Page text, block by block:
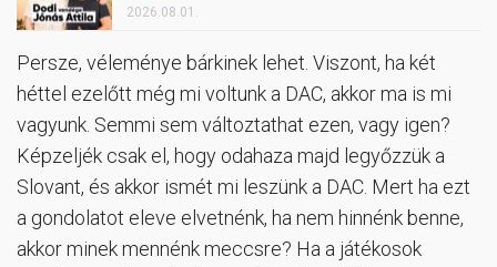
2026.08.01.
Persze, véleménye bárkinek lehet. Viszont, ha két
héttel ezelőtt még mi voltunk a DAC, akkor ma is mi
vagyunk. Semmi sem változtathat ezen, vagy igen?
Képzeljék csak el, hogy odahaza majd legyőzzük a
Slovant, és akkor ismét mi leszünk a DAC. Mert ha ezt
a gondolatot eleve elvetnénk, ha nem hinnénk benne,
akkor minek mennénk meccsre? Ha a játékosok